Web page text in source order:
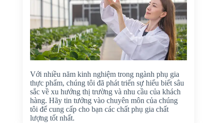
Với nhiều năm kinh nghiệm trong ngành phụ gia
thực phẩm, chúng tôi đã phát triển sự hiểu biết sâu
sắc về xu hướng thị trường và nhu cầu của khách
hàng. Hãy tin tưởng vào chuyên môn của chúng
tôi để cung cấp cho bạn các chất phụ gia chất
lượng tốt nhất.